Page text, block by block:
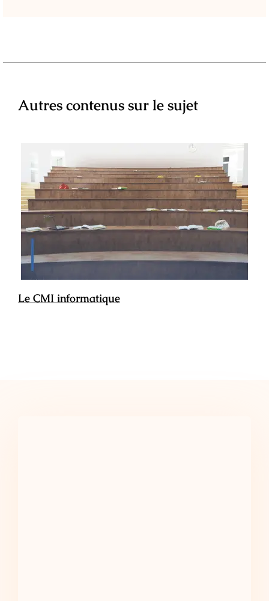
Autres contenus sur le sujet
Le CMI informatique